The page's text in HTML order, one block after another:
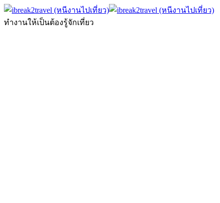
ทำงานให้เป็นต้องรู้จักเที่ยว